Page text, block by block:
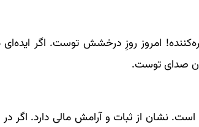
امروز روزِ درخشش توست. اگر ایده‌ای
صدای توست.
است. نشان از ثبات و آرامش مالی دارد. اگر